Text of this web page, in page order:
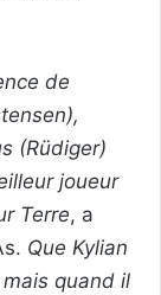
de
(Rüdiger)
joueur
Terre, a
Que Kylian
quand il